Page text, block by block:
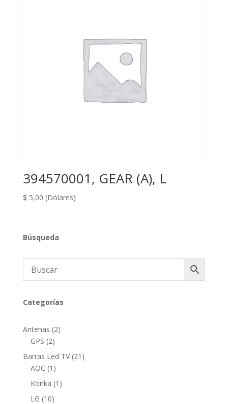
394570001, GEAR (A), L
$ 5,00 (Dólares)
Búsqueda
Categorías
Antenas 22
GPS 22
productos
Barras Led TV 21 21
AOC 1 1
producto
Konka 1 1
LG 1010